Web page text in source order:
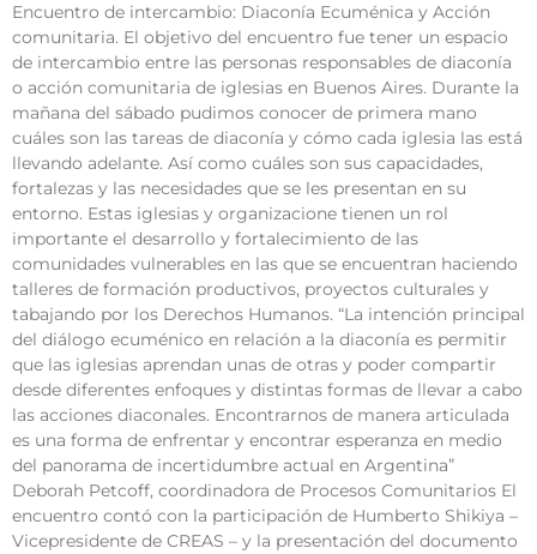
Encuentro de intercambio: Diaconía Ecuménica y Acción
comunitaria. El objetivo del encuentro fue tener un espacio
de intercambio entre las personas responsables de diaconía
o acción comunitaria de iglesias en Buenos Aires. Durante la
mañana del sábado pudimos conocer de primera mano
cuáles son las tareas de diaconía y cómo cada iglesia las está
llevando adelante. Así como cuáles son sus capacidades,
fortalezas y las necesidades que se les presentan en su
entorno. Estas iglesias y organizacione tienen un rol
importante el desarrollo y fortalecimiento de las
comunidades vulnerables en las que se encuentran haciendo
talleres de formación productivos, proyectos culturales y
tabajando por los Derechos Humanos. “La intención principal
del diálogo ecuménico en relación a la diaconía es permitir
que las iglesias aprendan unas de otras y poder compartir
desde diferentes enfoques y distintas formas de llevar a cabo
las acciones diaconales. Encontrarnos de manera articulada
es una forma de enfrentar y encontrar esperanza en medio
del panorama de incertidumbre actual en Argentina”
Deborah Petcoff, coordinadora de Procesos Comunitarios El
encuentro contó con la participación de Humberto Shikiya –
Vicepresidente de CREAS – y la presentación del documento